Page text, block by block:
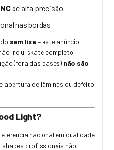
de alta precisão
nas bordas
sem lixa – este anúncio
inclui skate completo.
(fora das bases) não são
abertura de lâminas ou defeito
Light?
nacional em qualidade
shapes profissionais não